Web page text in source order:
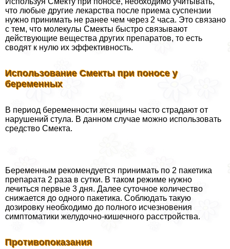
что любые другие лекарства после приема суспензии
нужно принимать не ранее чем через 2 часа. Это связано
с тем, что молекулы Смекты быстро связывают
действующие вещества других препаратов, то есть
сводят к нулю их эффективность.
Использование Смекты при поносе у
беременных
В период беременности женщины часто страдают от
нарушений стула. В данном случае можно использовать
средство Смекта.
Беременным рекомендуется принимать по 2 пакетика
препарата 2 раза в сутки. В таком режиме нужно
лечиться первые 3 дня. Далее суточное количество
снижается до одного пакетика. Соблюдать такую
дозировку необходимо до полного исчезновения
симптоматики желудочно-кишечного расстройства.
Противопоказания